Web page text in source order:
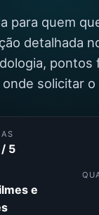
para quem
detalhada
solicitar
5
e